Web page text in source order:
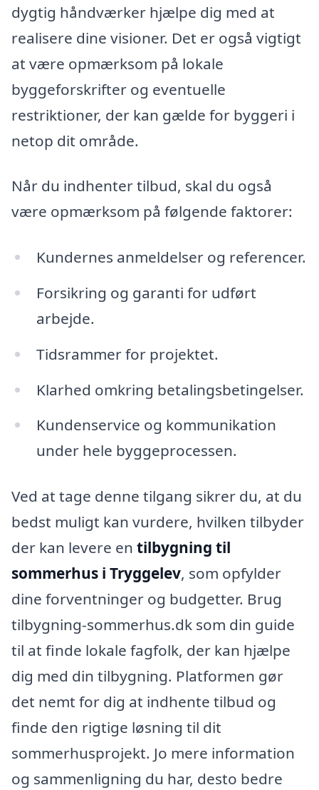
dygtig håndværker hjælpe dig med at
realisere dine visioner. Det er også vigtigt
at være opmærksom på lokale
byggeforskrifter og eventuelle
restriktioner, der kan gælde for byggeri i
netop dit område.
Når du indhenter tilbud, skal du også
være opmærksom på følgende faktorer:
Kundernes anmeldelser og referencer.
Forsikring og garanti for udført
arbejde.
Tidsrammer for projektet.
Klarhed omkring betalingsbetingelser.
Kundenservice og kommunikation
under hele byggeprocessen.
Ved at tage denne tilgang sikrer du, at du
bedst muligt kan vurdere, hvilken tilbyder
der kan levere en tilbygning til
sommerhus i Tryggelev, som opfylder
dine forventninger og budgetter. Brug
tilbygning-sommerhus.dk som din guide
til at finde lokale fagfolk, der kan hjælpe
dig med din tilbygning. Platformen gør
det nemt for dig at indhente tilbud og
finde den rigtige løsning til dit
sommerhusprojekt. Jo mere information
og sammenligning du har, desto bedre